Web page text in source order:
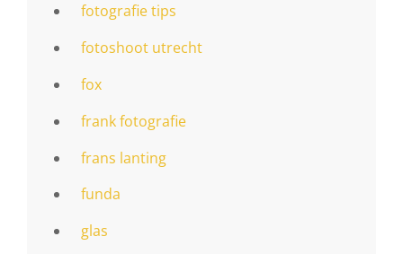
fotografie tips
fotoshoot utrecht
fox
frank fotografie
frans lanting
funda
glas